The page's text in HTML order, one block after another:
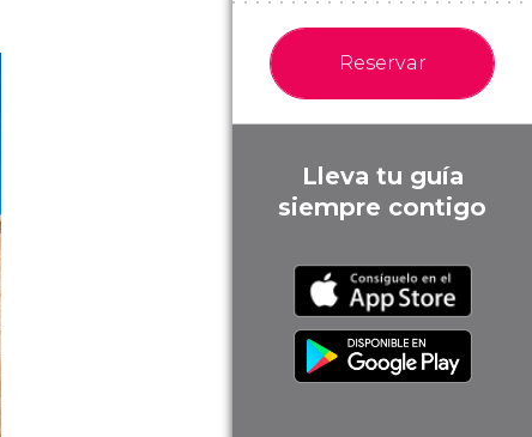
Reservar
Lleva tu guía
siempre contigo